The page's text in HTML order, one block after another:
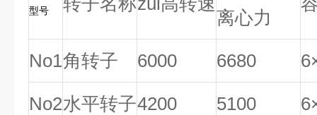
型号
离心力
No1角转子 6000 6680
No2水平转子4200 5100